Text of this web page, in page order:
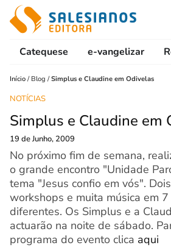
Catequese e-vangelizar
Início / Blog /Simplus e Claudine em Odivelas
NOTÍCIAS
Simplus e Claudine em
19 de Junho, 2009
No próximo fim de semana,
o grande encontro "Unidade
tema "Jesus confio em vós".
workshops e muita música em
diferentes. Os Simplus e a
actuarão na noite de sábado.
programa do evento clica aqui